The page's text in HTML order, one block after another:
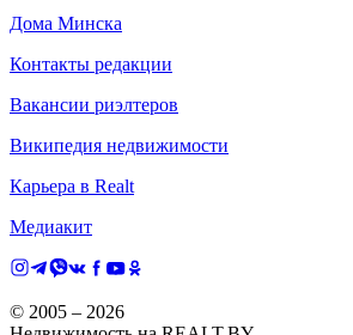
Дома Минска
Контакты редакции
Вакансии риэлтеров
Википедия недвижимости
Карьера в Realt
Медиакит
© 2005 – 2026